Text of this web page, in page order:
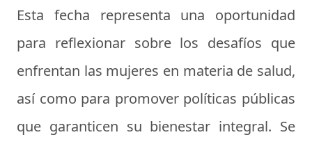
Esta fecha representa una oportunidad
para reflexionar sobre los desafíos que
enfrentan las mujeres en materia de salud,
así como para promover políticas públicas
que garanticen su bienestar integral. Se